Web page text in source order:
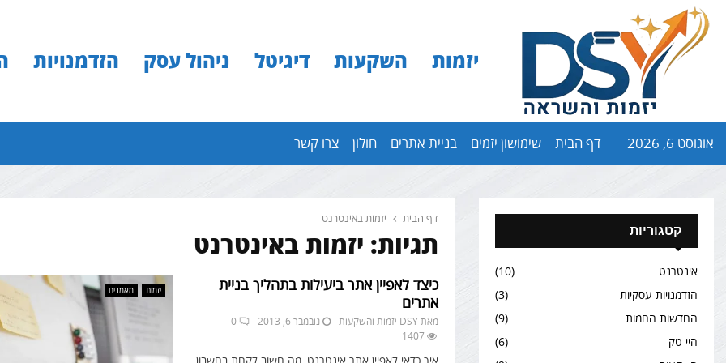
יזמות השקעות דיגיטל ניהול עסק הזדמנויות
אוגוסט 6, 2026 דף הבית שימושון יזמים בניית אתרים חולון צרו קשר
דף הבית יזמות באינטרנט
תגיות: יזמות באינטרנט
יזמות מאמרים
כיצד לאפיין אתר ביעילות בתהליך בניית
אתרים
מאתDSY יזמות והשקעות נובמבר 6, 2013
0
1407
קטגוריות
אינטרנט
(10)
הזדמנויות עסקיות
(3)
החדשות החמות
(9)
היי טק
(6)